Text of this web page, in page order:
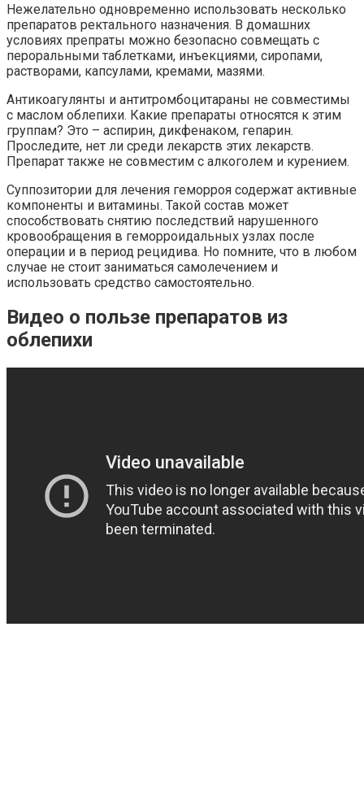
Нежелательно одновременно использовать несколько
препаратов ректального назначения. В домашних
условиях препраты можно безопасно совмещать с
пероральными таблетками, инъекциями, сиропами,
растворами, капсулами, кремами, мазями.
Антикоагулянты и антитромбоцитараны не совместимы
с маслом облепихи. Какие препараты относятся к этим
группам? Это – аспирин, дикфенаком, гепарин.
Проследите, нет ли среди лекарств этих лекарств.
Препарат также не совместим с алкоголем и курением.
Суппозитории для лечения геморроя содержат активные
компоненты и витамины. Такой состав может
способствовать снятию последствий нарушенного
кровообращения в геморроидальных узлах после
операции и в период рецидива. Но помните, что в любом
случае не стоит заниматься самолечением и
использовать средство самостоятельно.
Видео о пользе препаратов из
облепихи